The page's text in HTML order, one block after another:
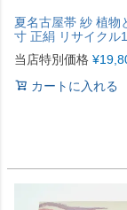
夏名古屋帯 紗 植物
寸 正絹 リサイクル
当店特別価格 ¥
カートに入れる